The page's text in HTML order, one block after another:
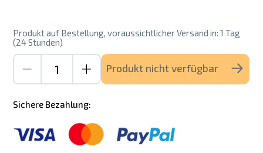
Produkt auf Bestellung, voraussichtlicher Versand in: 1 Tag
(24 Stunden)
Produkt nicht verfügbar
Sichere Bezahlung: